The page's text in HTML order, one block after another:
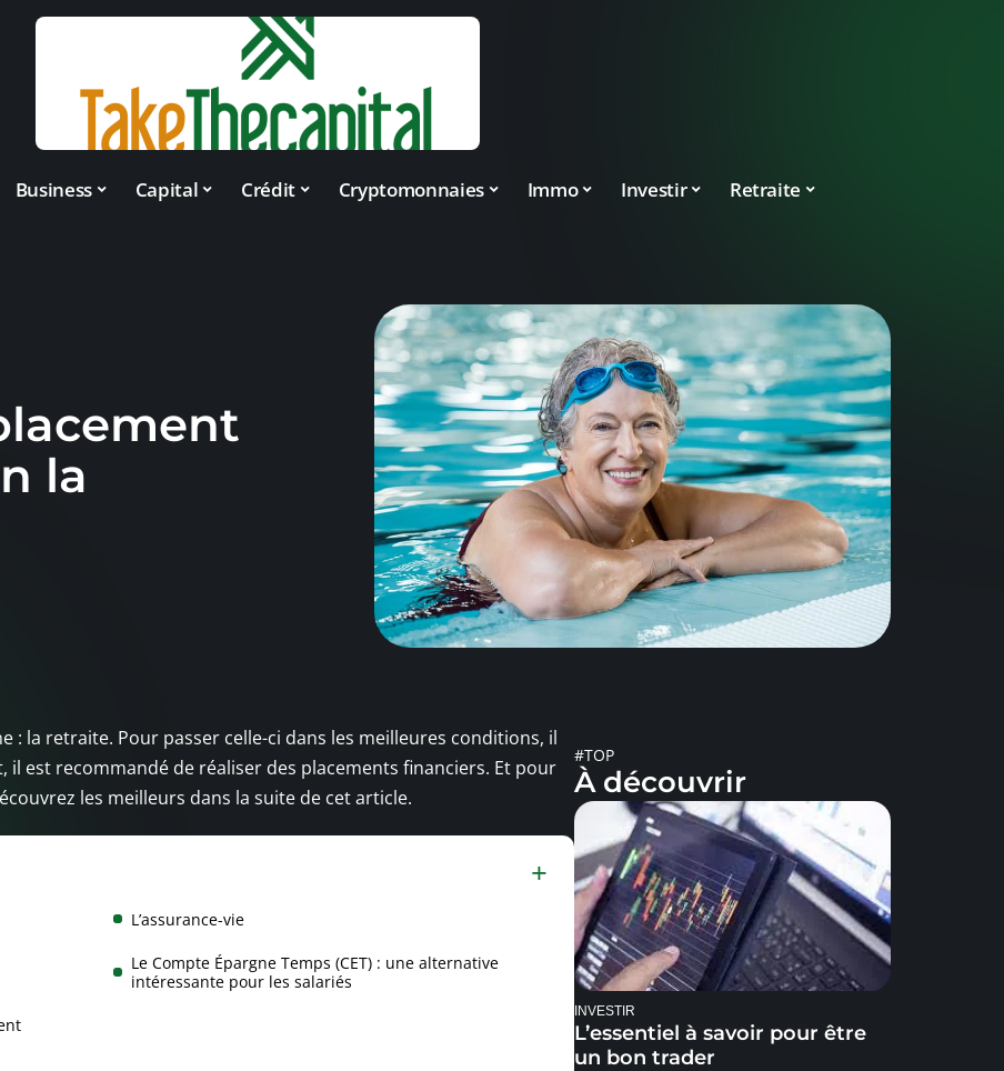
Business Capital Crédit Cryptomonnaies Immo Investir Retraite
la
: la retraite. Pour passer celle-ci dans les meilleures conditions, il
il est recommandé de réaliser des placements financiers. Et pour
les meilleurs dans la suite de cet article.
L’assurance-vie
Le Compte Épargne Temps (CET) : une alternative
intéressante pour les salariés
#TOP
À découvrir
INVESTIR
L’essentiel à savoir pour être
un bon trader